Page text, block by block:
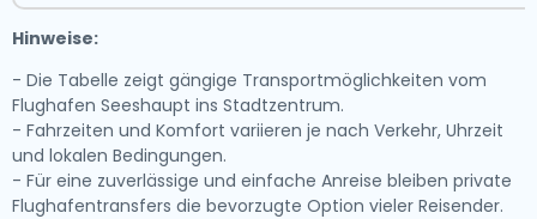
Hinweise:
- Die Tabelle zeigt gängige Transportmöglichkeiten vom
Flughafen Seeshaupt ins Stadtzentrum.
- Fahrzeiten und Komfort variieren je nach Verkehr, Uhrzeit
und lokalen Bedingungen.
- Für eine zuverlässige und einfache Anreise bleiben private
Flughafentransfers die bevorzugte Option vieler Reisender.